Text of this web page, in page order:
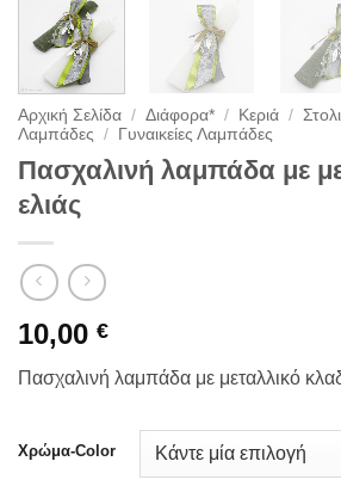
Αρχική Σελίδα / Διάφορα* / Κεριά /
Λαμπάδες
/ Γυναικείες Λαμπάδες
Πασχαλινή λαμπάδα με
ελιάς
10,00 €
Πασχαλινή λαμπάδα με μεταλλικό
Χρώμα-Color